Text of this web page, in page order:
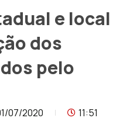
e local
dos
pelo
07/2020 11:51